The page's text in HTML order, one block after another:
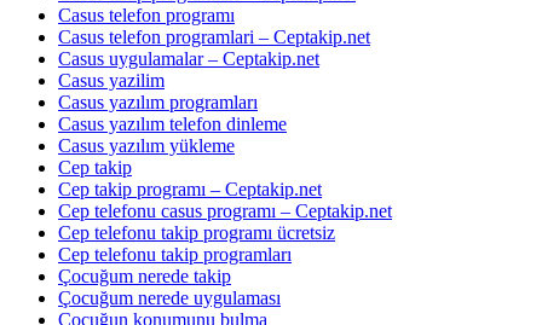
Casus telefon programı
Casus telefon programlari – Ceptakip.net
Casus uygulamalar – Ceptakip.net
Casus yazilim
Casus yazılım programları
Casus yazılım telefon dinleme
Casus yazılım yükleme
Cep takip
Cep takip programı – Ceptakip.net
Cep telefonu casus programı – Ceptakip.net
Cep telefonu takip programı ücretsiz
Cep telefonu takip programları
Çocuğum nerede takip
Çocuğum nerede uygulaması
Çocuğun konumunu bulma